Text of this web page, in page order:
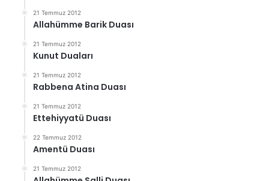
21 Temmuz 2012
Allahümme Barik Duası
21 Temmuz 2012
Kunut Duaları
21 Temmuz 2012
Rabbena Atina Duası
21 Temmuz 2012
Ettehiyyatü Duası
22 Temmuz 2012
Amentü Duası
21 Temmuz 2012